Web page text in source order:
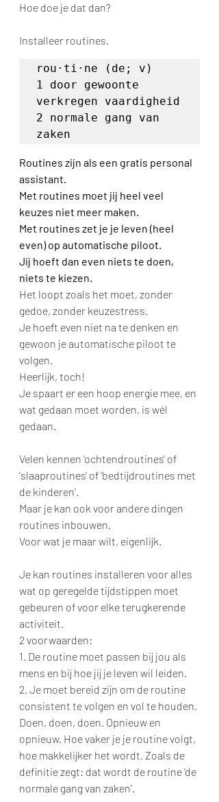
Hoe doe je dat dan?
Installeer routines.
rou·ti·ne (de; v)
1 door gewoonte
verkregen vaardigheid
2 normale gang van
zaken
Routines zijn als een gratis personal
assistant.
Met routines moet jij heel veel
keuzes niet meer maken.
Met routines zet je je leven (heel
even) op automatische piloot.
Jij hoeft dan even niets te doen,
niets te kiezen.
Het loopt zoals het moet, zonder
gedoe, zonder keuzestress.
Je hoeft even niet na te denken en
gewoon je automatische piloot te
volgen.
Heerlijk, toch!
Je spaart er een hoop energie mee, en
wat gedaan moet worden, is wél
gedaan.
Velen kennen 'ochtendroutines' of
'slaaproutines' of 'bedtijdroutines met
de kinderen'.
Maar je kan ook voor andere dingen
routines inbouwen.
Voor wat je maar wilt, eigenlijk.
Je kan routines installeren voor alles
wat op geregelde tijdstippen moet
gebeuren of voor elke terugkerende
activiteit.
2 voorwaarden:
1. De routine moet passen bij jou als
mens en bij hoe jij je leven wil leiden.
2. Je moet bereid zijn om de routine
consistent te volgen en vol te houden.
Doen, doen, doen. Opnieuw en
opnieuw. Hoe vaker je je routine volgt,
hoe makkelijker het wordt. Zoals de
definitie zegt: dat wordt de routine 'de
normale gang van zaken'.